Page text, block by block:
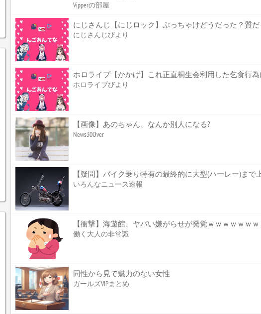
Vipperの部屋
にじさんじ【にじロック】ぶっちゃけどうだった？質だ
にじさんじびより
ホロライブびより
【画像】あのちゃん、なんか別人になる?
News30Over
いろんなニュース速報
【衝撃】海遊館、ヤバい嫌がらせが発覚ｗｗｗｗｗｗｗ
働く大人の非常識
同性から見て魅力のない女性
ガールズVIPまとめ